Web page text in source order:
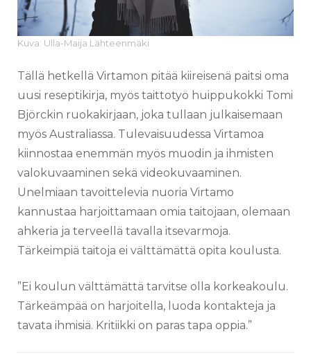
Kuva: Ulla-Maija Lähteenmäki
Tällä hetkellä Virtamon pitää kiireisenä paitsi oma
uusi reseptikirja, myös taittotyö huippukokki Tomi
Björckin ruokakirjaan, joka tullaan julkaisemaan
myös Australiassa. Tulevaisuudessa Virtamoa
kiinnostaa enemmän myös muodin ja ihmisten
valokuvaaminen sekä videokuvaaminen.
Unelmiaan tavoittelevia nuoria Virtamo
kannustaa harjoittamaan omia taitojaan, olemaan
ahkeria ja terveellä tavalla itsevarmoja.
Tärkeimpiä taitoja ei välttämättä opita koulusta.
”Ei koulun välttämättä tarvitse olla korkeakoulu.
Tärkeämpää on harjoitella, luoda kontakteja ja
tavata ihmisiä. Kritiikki on paras tapa oppia.”